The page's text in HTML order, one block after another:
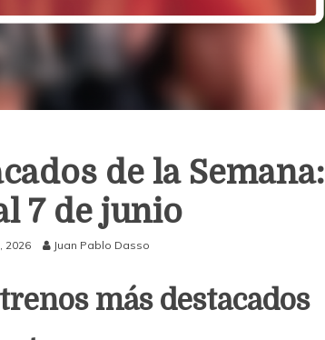
de la Semana:
7 de junio
2026 Juan Pablo Dasso
más destacados